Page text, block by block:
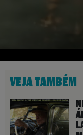
VEJA TAMBÉM